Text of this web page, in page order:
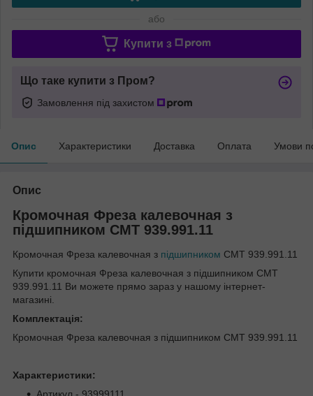
або
Купити з
Що таке купити з Пром?
Замовлення під захистом
Опис Характеристики Доставка Оплата Умови
Опис
Кромочная Фреза калевочная з
підшипником СМТ 939.991.11
Кромочная Фреза калевочная з підшипником СМТ 939.991.11
Купити кромочная Фреза калевочная з підшипником СМТ
939.991.11 Ви можете прямо зараз у нашому інтернет-
магазині.
Комплектація:
Кромочная Фреза калевочная з підшипником СМТ 939.991.11
Характеристики: